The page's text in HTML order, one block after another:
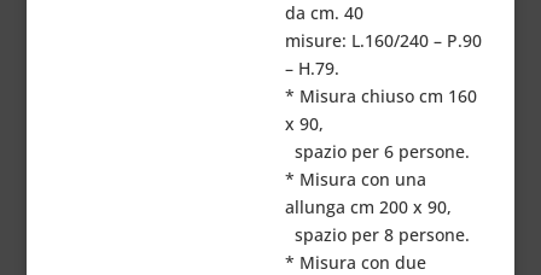
da cm. 40
misure: L.160/240 – P.90
– H.79.
* Misura chiuso cm 160
x 90,
spazio per 6 persone.
* Misura con una
allunga cm 200 x 90,
spazio per 8 persone.
* Misura con due